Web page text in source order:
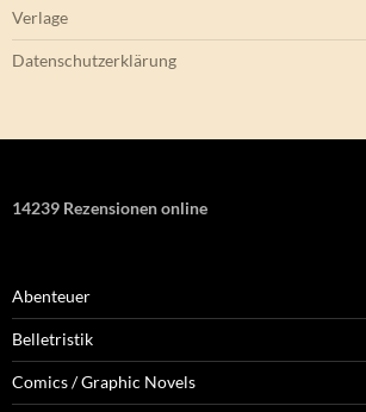
Verlage
Datenschutzerklärung
14239 Rezensionen online
Abenteuer
Belletristik
Comics / Graphic Novels